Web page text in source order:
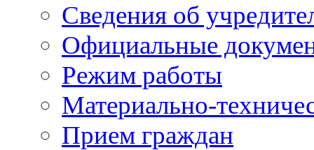
Сведения об
Официальные
Режим работы
Материально-
Прием граждан